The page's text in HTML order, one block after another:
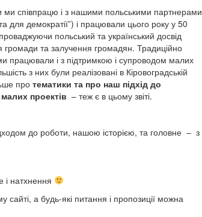
співпрацю і з нашими польськими партнерами
для демократії”) і працювали цього року у 50
польський та український досвід
громади та залучення громадян. Традиційно
працювали і з підтримкою і супроводом малих
з них були реалізовані в Кіровоградській
про тематики та про наш підхід до
проектів – теж є в цьому звіті.
до роботи, нашою історією, та головне – з
і натхнення
сайті, а будь-які питання і пропозиції можна